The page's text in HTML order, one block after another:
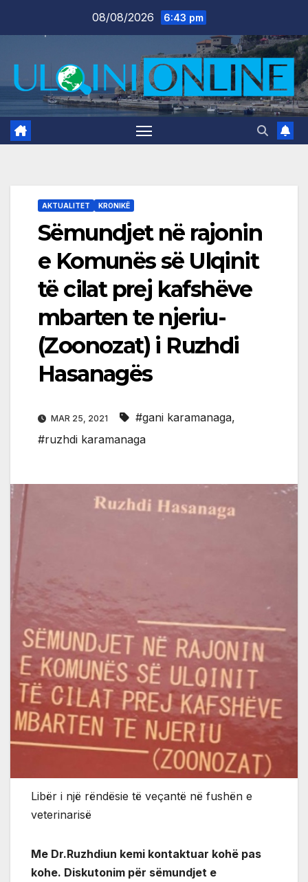
08/08/2026 6:43 pm
AKTUALITET KRONIKË
Sëmundjet në rajonin
e Komunës së Ulqinit
të cilat prej kafshëve
mbarten te njeriu-
(Zoonozat) i Ruzhdi
Hasanagës
MAR 25, 2021 #gani karamanaga,
#ruzhdi karamanaga
Libër i një rëndësie të veçantë në fushën e
veterinarisë
Me Dr.Ruzhdiun kemi kontaktuar kohë pas
kohe. Diskutonim për sëmundjet e